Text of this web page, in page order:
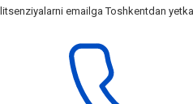
litsenziyalarni emailga Toshkentdan